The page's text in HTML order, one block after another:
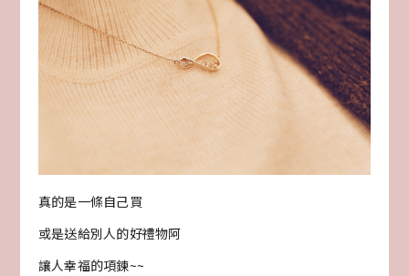
真的是一條自己買
或是送給別人的好禮物阿
讓人幸福的項鍊~~